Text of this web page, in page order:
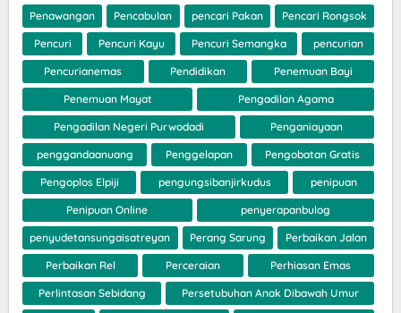
Penawangan Pencabulan pencari Pakan Pencari Rongsok
Pencuri Pencuri Kayu Pencuri Semangka pencurian
Pencurianemas Pendidikan Penemuan Bayi
Penemuan Mayat Pengadilan Agama
Pengadilan Negeri Purwodadi Penganiayaan
penggandaanuang Penggelapan Pengobatan Gratis
Pengoplos Elpiji pengungsibanjirkudus penipuan
Penipuan Online penyerapanbulog
penyudetansungaisatreyan Perang Sarung Perbaikan Jalan
Perbaikan Rel Perceraian Perhiasan Emas
Perlintasan Sebidang Persetubuhan Anak Dibawah Umur